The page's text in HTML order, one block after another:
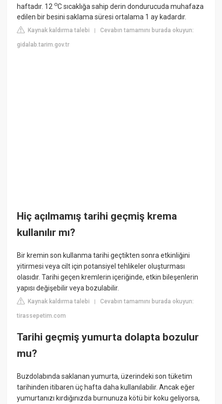
haftadır. 12 oC sıcaklığa sahip derin dondurucuda muhafaza
edilen bir besini saklama süresi ortalama 1 ay kadardır.
Kaynak kaldırma talebi |Cevabın tamamını burada okuyun:
gidalab.tarim.gov.tr
Hiç açılmamış tarihi geçmiş krema
kullanılır mı?
Bir kremin son kullanma tarihi geçtikten sonra etkinliğini
yitirmesi veya cilt için potansiyel tehlikeler oluşturması
olasıdır. Tarihi geçen kremlerin içeriğinde, etkin bileşenlerin
yapısı değişebilir veya bozulabilir.
Kaynak kaldırma talebi |Cevabın tamamını burada okuyun:
tirassepetim.com
Tarihi geçmiş yumurta dolapta bozulur
mu?
Buzdolabında saklanan yumurta, üzerindeki son tüketim
tarihinden itibaren üç hafta daha kullanılabilir. Ancak eğer
yumurtanızı kırdığınızda burnunuza kötü bir koku geliyorsa,